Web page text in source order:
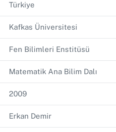
Türkiye
Kafkas Üniversitesi
Fen Bilimleri Enstitüsü
Matematik Ana Bilim Dalı
2009
Erkan Demir